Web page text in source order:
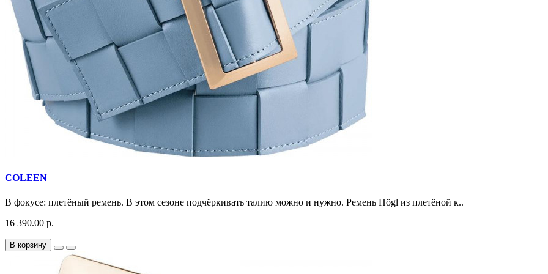
COLEEN
В фокусе: плетёный ремень. В этом сезоне подчёркивать талию можно и нужно. Ремень Högl из плетёной к..
16 390.00 р.
В корзину